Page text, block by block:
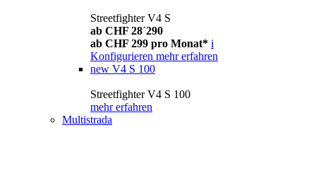
Streetfighter V4 S
ab CHF 28´290
ab CHF 299 pro Monat* i
Konfigurieren mehr erfahren
new V4 S 100
Streetfighter V4 S 100
mehr erfahren
Multistrada